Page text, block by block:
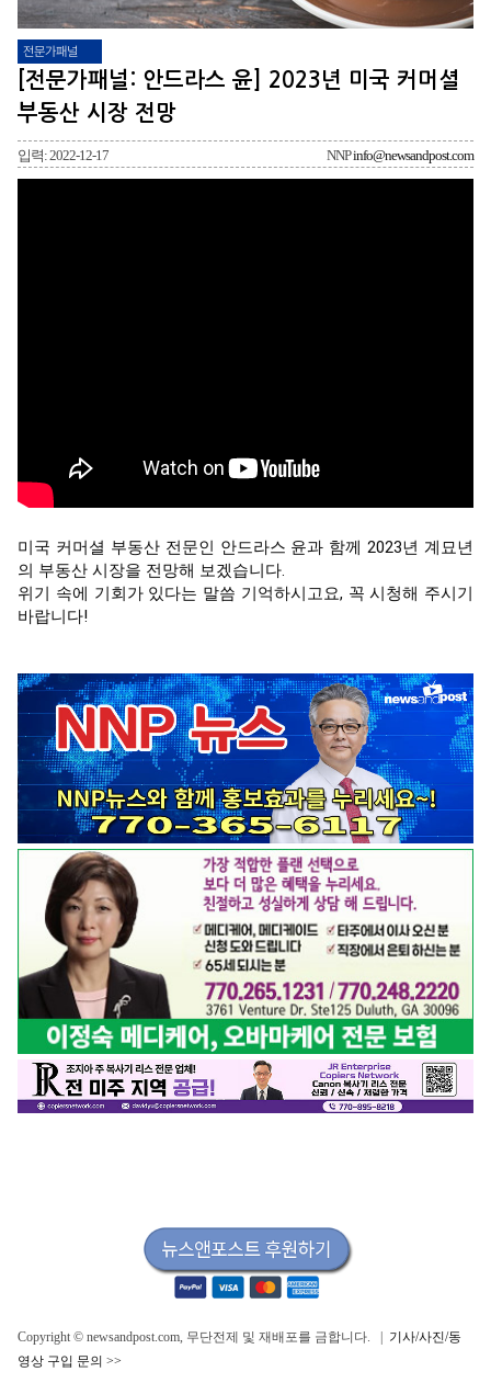
전문가패널
[전문가패널: 안드라스 윤] 2023년 미국 커머셜
부동산 시장 전망
입력: 2022-12-17 NNPinfo@newsandpost.com
미국 커머셜 부동산 전문인 안드라스 윤과 함께 2023년 계묘년
의 부동산 시장을 전망해 보겠습니다.
위기 속에 기회가 있다는 말씀 기억하시고요, 꼭 시청해 주시기
바랍니다!
Copyright © newsandpost.com, 무단전제 및 재배포를 금합니다. | 기사/사진/동
영상 구입 문의 >>